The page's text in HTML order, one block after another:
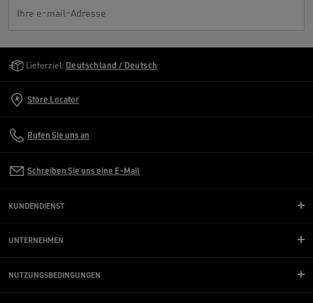
Ihre e-mail-Adresse
Lieferziel: Deutschland / Deutsch
Store Locator
Rufen Sie uns an
Schreiben Sie uns eine E-Mail
KUNDENDIENST
UNTERNEHMEN
NUTZUNGSBEDINGUNGEN